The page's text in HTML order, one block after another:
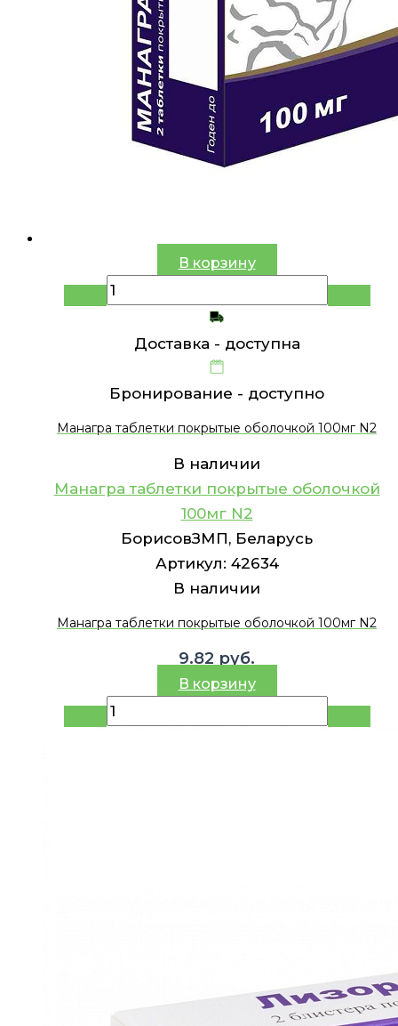
В корзину
Доставка - доступна
Бронирование - доступно
Манагра таблетки покрытые оболочкой 100мг N2
В наличии
Манагра таблетки покрытые оболочкой
100мг N2
БорисовЗМП, Беларусь
Артикул: 42634
В наличии
Манагра таблетки покрытые оболочкой 100мг N2
9.82 руб.
В корзину